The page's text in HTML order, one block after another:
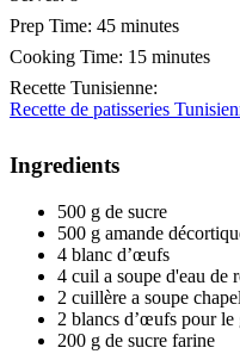
Prep Time: 45 minutes
Cooking Time: 15 minutes
Recette Tunisienne:
Recette de patisseries
Ingredients
500 g de sucre
500 g amande
4 blanc d’œufs
4 cuil a soupe d'eau de
2 cuillère a soupe
2 blancs d’œufs pour le
200 g de sucre farine